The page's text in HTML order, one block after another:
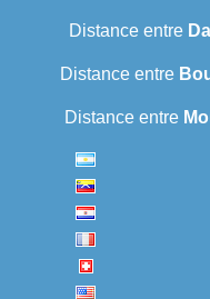
Distance entre
Distance entre
Distance entre